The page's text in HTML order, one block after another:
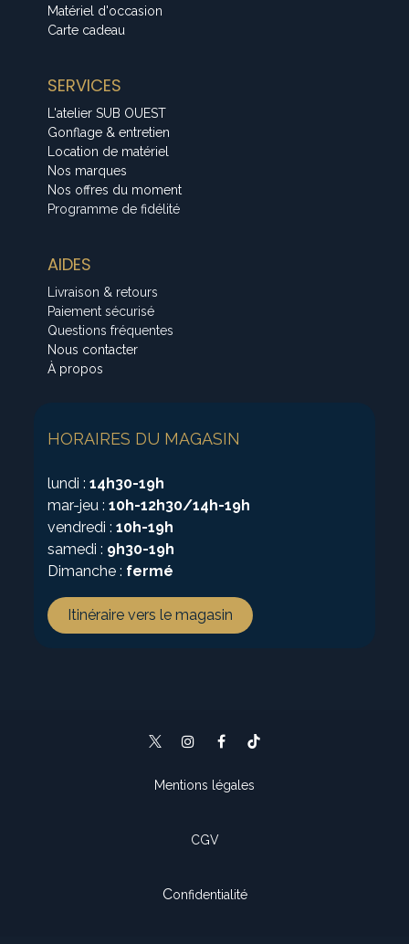
Matériel d'occasion
Carte cadeau
SERVICES
L'atelier SUB OUEST
Gonflage & entretien
Location de matériel
Nos marques
Nos offres du moment
Programme de fidélité
AIDES
Livraison & retours
Paiement sécurisé
Questions fréquentes
Nous contacter
À propos
HORAIRES DU MAGASIN
lundi :14h30-19h
mar-jeu :10h-12h30/14h-19h
vendredi :10h-19h
samedi : 9h30-19h
Dimanche : fermé
Itinéraire vers le magasin
Mentions légales
CGV
Confidentialité